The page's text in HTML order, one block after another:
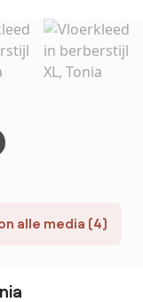
alle media (4)